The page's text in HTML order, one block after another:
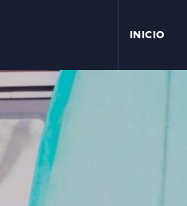
INICIO